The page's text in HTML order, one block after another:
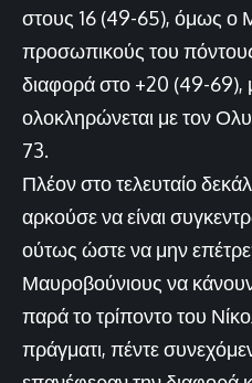
στους 16 (49-65), όμως ο
προσωπικούς του
διαφορά στο +20 (49-69),
ολοκληρώνεται με τον
73.
Πλέον στο τελευταίο
αρκούσε να είναι
ούτως ώστε να μην
Μαυροβούνιους να
παρά το τρίποντο του
πράγματι, πέντε